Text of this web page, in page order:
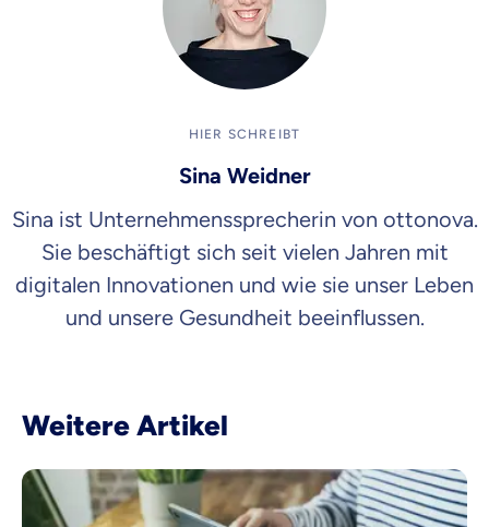
HIER SCHREIBT
Sina Weidner
Sina ist Unternehmenssprecherin von ottonova.
Sie beschäftigt sich seit vielen Jahren mit
digitalen Innovationen und wie sie unser Leben
und unsere Gesundheit beeinflussen.
Weitere Artikel